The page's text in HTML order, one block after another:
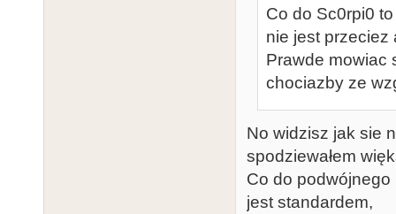
Co do Sc0rpi0
nie jest przeciez
Prawde mowiac
chociazby ze
No widzisz jak sie
spodziewałem
Co do podwójnego
jest standardem,